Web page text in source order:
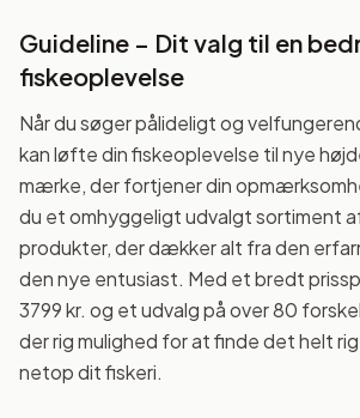
Guideline – Dit valg til en
fiskeoplevelse
Når du søger pålideligt og
kan løfte din fiskeoplevelse til nye
mærke, der fortjener din
du et omhyggeligt udvalgt sortiment
produkter, der dækker alt fra den
den nye entusiast. Med et bredt
3799 kr. og et udvalg på over 80
der rig mulighed for at finde det helt
netop dit fiskeri.